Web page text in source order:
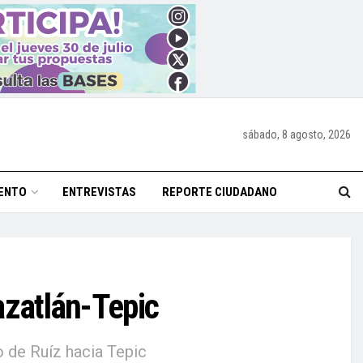
sábado, 8 agosto, 2026
ENTREVISTAS REPORTE CIUDADANO
Tepic
Ruíz hacia Tepic